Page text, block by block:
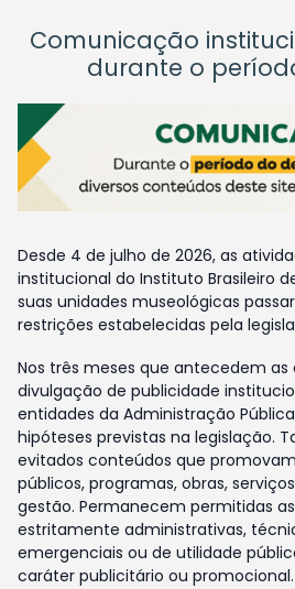
Comunicação
durante o
Desde 4 de julho de 2026, as
institucional do Instituto Brasileiro
suas unidades museológicas
restrições estabelecidas pela
Nos três meses que antecedem as
divulgação de publicidade
entidades da Administração
hipóteses previstas na legislação.
evitados conteúdos que
públicos, programas, obras,
gestão. Permanecem permitidas
estritamente administrativas,
emergenciais ou de utilidade
caráter publicitário ou promocional.